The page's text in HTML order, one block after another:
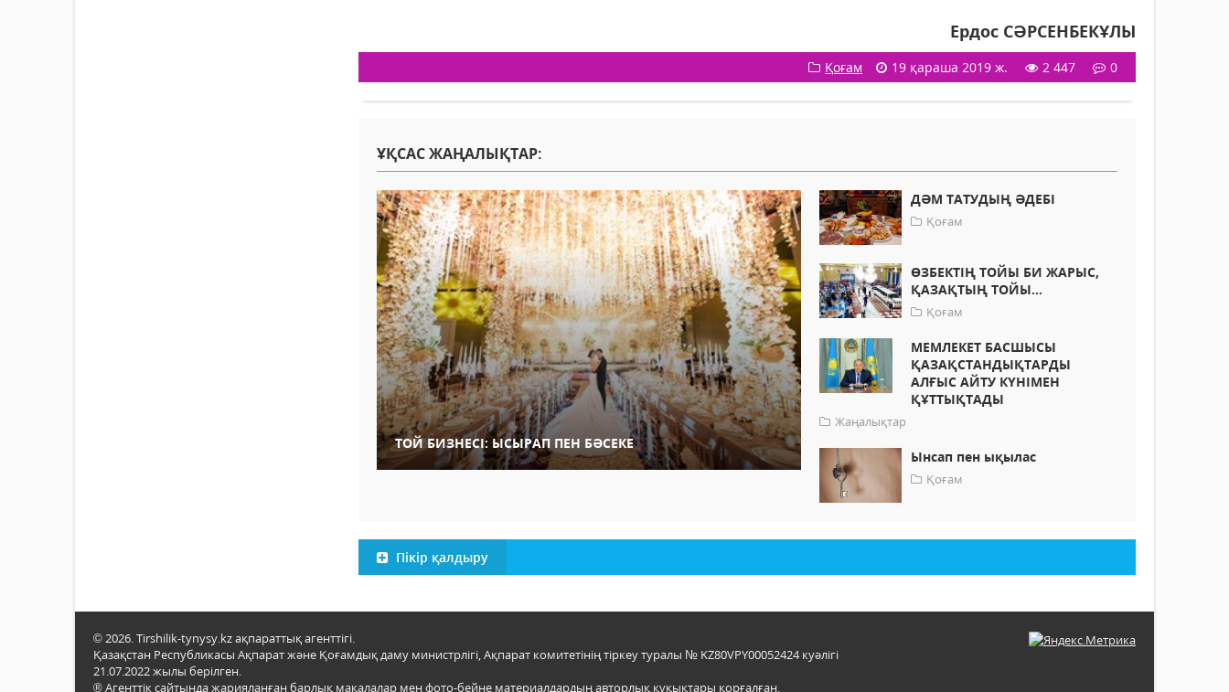
Ердос СӘРСЕНБЕКҰЛЫ
Қоғам 19 қараша 2019 ж. 2 447 0
ҰҚСАС ЖАҢАЛЫҚТАР:
ТОЙ БИЗНЕСІ: ЫСЫРАП ПЕН БӘСЕКЕ
ДӘМ ТАТУДЫҢ ӘДЕБІ
Қоғам
ӨЗБЕКТІҢ ТОЙЫ БИ ЖАРЫС,
ҚАЗАҚТЫҢ ТОЙЫ...
Қоғам
МЕМЛЕКЕТ БАСШЫСЫ
ҚАЗАҚСТАНДЫҚТАРДЫ
АЛҒЫС АЙТУ КҮНІМЕН
ҚҰТТЫҚТАДЫ
Жаңалықтар
Ынсап пен ықылас
Қоғам
Пікір қалдыру
© 2026. Tirshilik-tynysy.kz ақпараттық агенттігі.
Қазақстан Республикасы Ақпарат және Қоғамдық даму министрлігі, Ақпарат комитетінің тіркеу туралы № KZ80VPY00052424 куәлігі
21.07.2022 жылы берілген.
® Агенттік сайтында жарияланған барлық мақалалар мен фото-бейне материалдардың авторлық құқықтары қорғалған.